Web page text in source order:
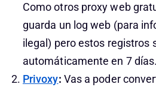
Como otros proxy web
guarda un log web (para
ilegal) pero estos registros
automáticamente en 7 días.
Privoxy: Vas a poder